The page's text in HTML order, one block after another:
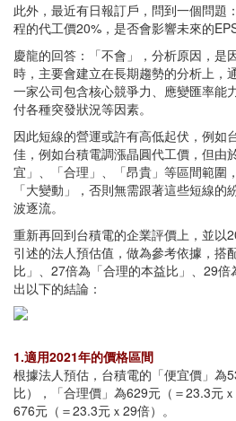
此外，最近有日報訂戶，問到一個問題
程的代工價20%，是否會影響未來的
慶龍的回答：「不會」，分析原因，是
時，主要會建立在長期趨勢的分析上，
一家公司包含核心競爭力、應變匯率能
付各種突發狀況等因素。
因此短線的營運或許有高低起伏，例如
佳，例如台積電調漲晶圓代工價，但由
宜」、「合理」、「昂貴」等區間範圍
「大變動」，否則無需跟著這些短線的
波逐流。
重新再回到台積電的企業評價上，並以
引述的法人預估值，做為參考依據，搭
比」、27倍為「合理的本益比」、29
出以下的結論：
1.適用2021年的價格區間
根據法人預估，台積電的「便宜價」為
比），「合理價」為629元（＝23.3元
676元（＝23.3元ｘ29倍）。